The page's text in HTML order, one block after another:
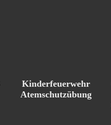
Kinderfeuerwehr
Atemschutzübung